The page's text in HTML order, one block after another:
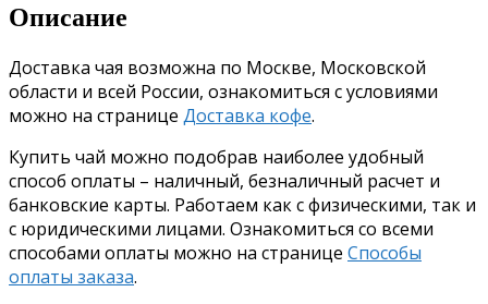
Описание
Доставка чая возможна по Москве, Московской
области и всей России, ознакомиться с условиями
можно на странице Доставка кофе.
Купить чай можно подобрав наиболее удобный
способ оплаты – наличный, безналичный расчет и
банковские карты. Работаем как с физическими, так и
с юридическими лицами. Ознакомиться со всеми
способами оплаты можно на странице Способы
оплаты заказа.